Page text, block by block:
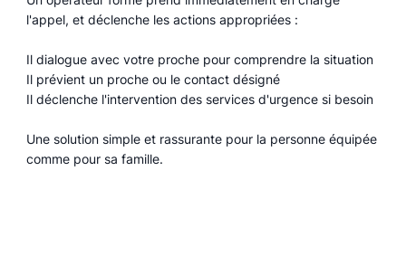
l'appel, et déclenche les actions appropriées :
Il dialogue avec votre proche pour comprendre la situation
Il prévient un proche ou le contact désigné
Il déclenche l'intervention des services d'urgence si besoin
Une solution simple et rassurante pour la personne équipée
comme pour sa famille.